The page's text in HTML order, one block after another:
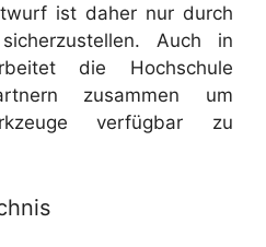
ist daher nur durch
Auch in
die Hochschule
zusammen um
verfügbar zu